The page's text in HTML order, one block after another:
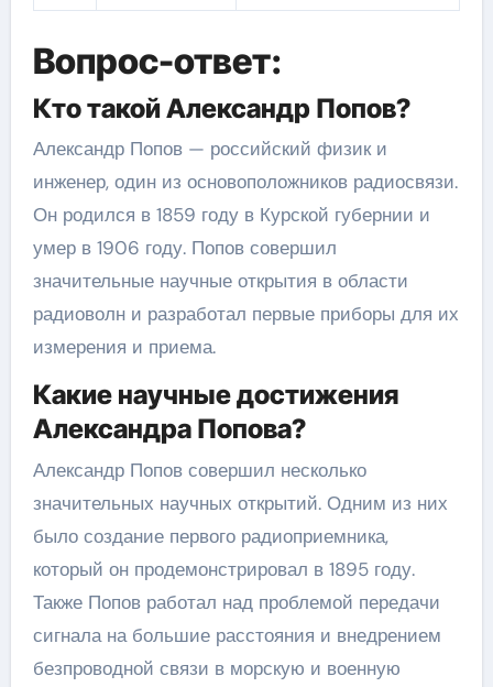
Вопрос-ответ:
Кто такой Александр Попов?
Александр Попов — российский физик и
инженер, один из основоположников радиосвязи.
Он родился в 1859 году в Курской губернии и
умер в 1906 году. Попов совершил
значительные научные открытия в области
радиоволн и разработал первые приборы для их
измерения и приема.
Какие научные достижения
Александра Попова?
Александр Попов совершил несколько
значительных научных открытий. Одним из них
было создание первого радиоприемника,
который он продемонстрировал в 1895 году.
Также Попов работал над проблемой передачи
сигнала на большие расстояния и внедрением
безпроводной связи в морскую и военную